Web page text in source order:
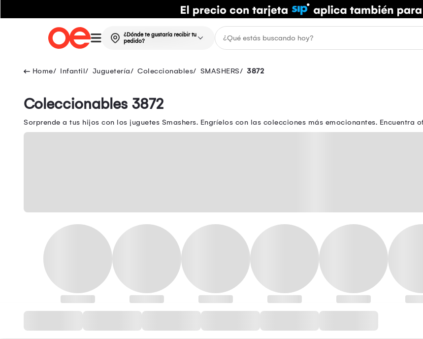
¿Dónde te gustaría recibir tu
pedido?
Infantil Juguetería Coleccionables SMASHERS 3872
Coleccionables 3872
Sorprende a tus hijos con los juguetes Smashers. Engríelos con las colecciones más emocionantes. Encuentra